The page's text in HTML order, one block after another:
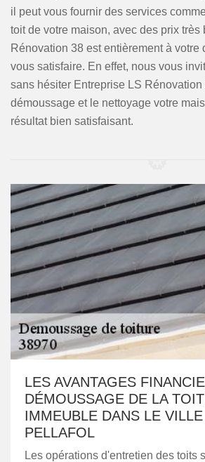
il peut vous fournir des services
toit de votre maison, avec des prix très
Rénovation 38 est entièrement à votre
vous satisfaire. En effet, nous vous
sans hésiter Entreprise LS Rénovation
démoussage et le nettoyage votre
résultat bien satisfaisant.
LES AVANTAGES
DÉMOUSSAGE DE LA
IMMEUBLE DANS LE
PELLAFOL
Les opérations d'entretien des toits